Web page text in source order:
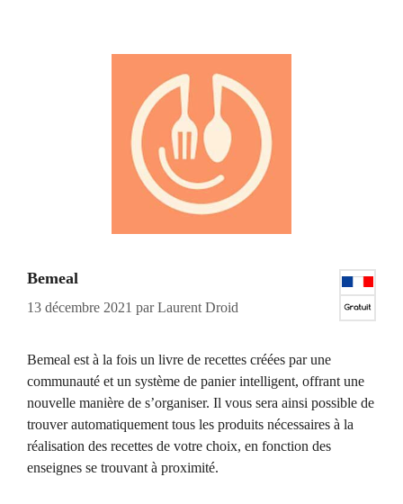
Bemeal
13 décembre 2021 parLaurent Droid
Bemeal est à la fois un livre de recettes créées par une
communauté et un système de panier intelligent, offrant une
nouvelle manière de s’organiser. Il vous sera ainsi possible de
trouver automatiquement tous les produits nécessaires à la
réalisation des recettes de votre choix, en fonction des
enseignes se trouvant à proximité.